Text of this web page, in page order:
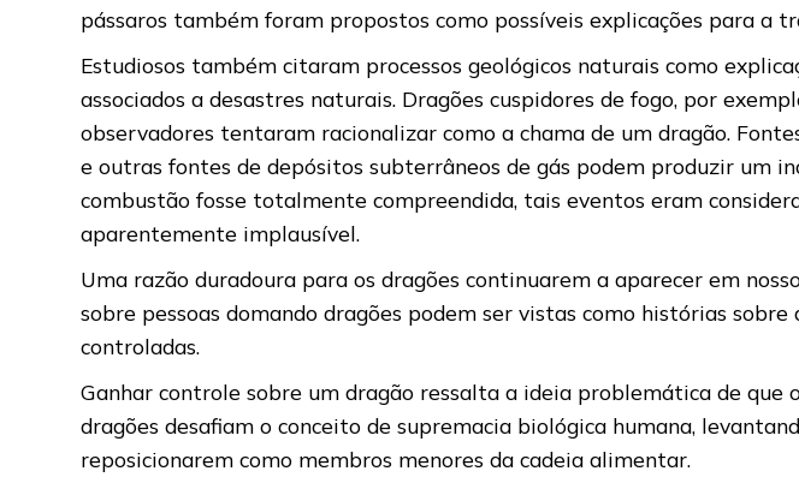
pássaros também foram propostos como possíveis explicações para a
Estudiosos também citaram processos geológicos naturais como
associados a desastres naturais. Dragões cuspidores de fogo, por
observadores tentaram racionalizar como a chama de um dragão.
e outras fontes de depósitos subterrâneos de gás podem produzir um
combustão fosse totalmente compreendida, tais eventos eram
aparentemente implausível.
Uma razão duradoura para os dragões continuarem a aparecer em
sobre pessoas domando dragões podem ser vistas como histórias
controladas.
Ganhar controle sobre um dragão ressalta a ideia problemática de que
dragões desafiam o conceito de supremacia biológica humana,
reposicionarem como membros menores da cadeia alimentar.